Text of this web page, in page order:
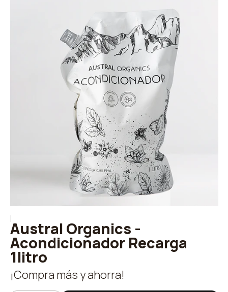
Austral Organics -
Acondicionador Recarga
1litro
¡Compra más y ahorra!